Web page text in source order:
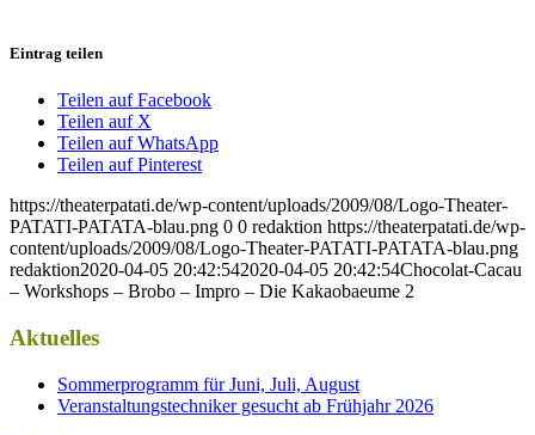
Eintrag teilen
Teilen auf Facebook
Teilen auf X
Teilen auf WhatsApp
Teilen auf Pinterest
https://theaterpatati.de/wp-content/uploads/2009/08/Logo-Theater-
PATATI-PATATA-blau.png 0 0 redaktion https://theaterpatati.de/wp-
content/uploads/2009/08/Logo-Theater-PATATI-PATATA-blau.png
redaktion2020-04-05 20:42:542020-04-05 20:42:54Chocolat-Cacau
– Workshops – Brobo – Impro – Die Kakaobaeume 2
Aktuelles
Sommerprogramm für Juni, Juli, August
Veranstaltungstechniker gesucht ab Frühjahr 2026